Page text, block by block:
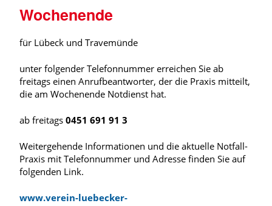
Wochenende
für Lübeck und Travemünde
unter folgender Telefonnummer erreichen Sie ab
freitags einen Anrufbeantworter, der die Praxis mitteilt,
die am Wochenende Notdienst hat.
ab freitags 0451 691 91 3
Weitergehende Informationen und die aktuelle Notfall-
Praxis mit Telefonnummer und Adresse finden Sie auf
folgenden Link.
www.verein-luebecker-